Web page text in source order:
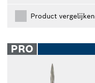
Product vergelijken
PRO